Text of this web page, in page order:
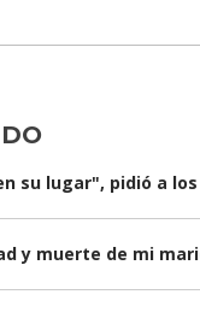
su lugar", pidió a
y muerte de mi